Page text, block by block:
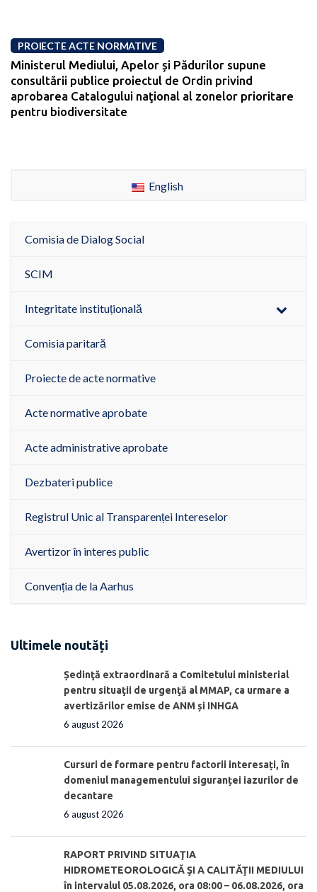
PROIECTE ACTE NORMATIVE
Ministerul Mediului, Apelor și Pădurilor supune
consultării publice proiectul de Ordin privind
aprobarea Catalogului naţional al zonelor prioritare
pentru biodiversitate
English
Comisia de Dialog Social
SCIM
Integritate instituțională
Comisia paritară
Proiecte de acte normative
Acte normative aprobate
Acte administrative aprobate
Dezbateri publice
Registrul Unic al Transparenței Intereselor
Avertizor în interes public
Convenția de la Aarhus
Ultimele noutăți
Ședinţă extraordinară a Comitetului ministerial
pentru situaţii de urgenţă al MMAP, ca urmare a
avertizărilor emise de ANM și INHGA
6 august 2026
Cursuri de formare pentru factorii interesați, în
domeniul managementului siguranței iazurilor de
decantare
6 august 2026
RAPORT PRIVIND SITUAŢIA
HIDROMETEOROLOGICĂ ŞI A CALITĂŢII MEDIULUI
în intervalul 05.08.2026, ora 08:00 – 06.08.2026, ora